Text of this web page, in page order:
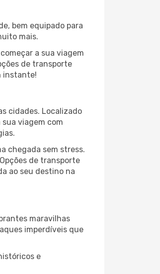
bem equipado para
mais.
a sua viagem
de transporte
instante!
cidades. Localizado
viagem com
chegada sem stress.
de transporte
ao seu destino na
maravilhas
imperdíveis que
e